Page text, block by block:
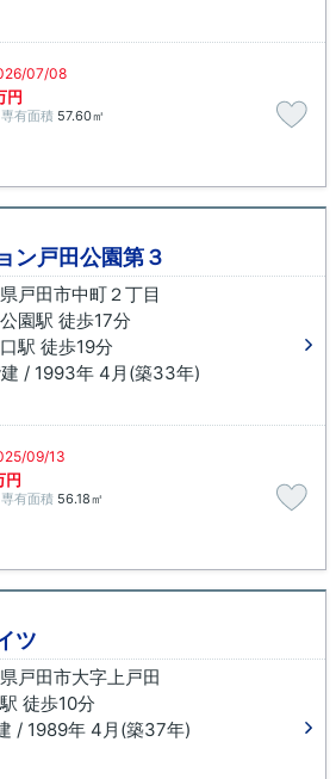
07/08
円
専有面積 57.60㎡
ン戸田公園第３
戸田市中町２丁目
園駅 徒歩17分
駅 徒歩19分
/ 1993年 4月(築33年)
09/13
円
専有面積 56.18㎡
ツ
戸田市大字上戸田
徒歩10分
/ 1989年 4月(築37年)